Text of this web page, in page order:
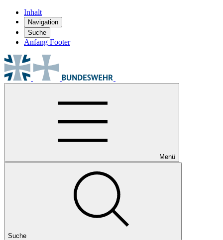
Inhalt
Navigation
Suche
Anfang Footer
Menü
Suche